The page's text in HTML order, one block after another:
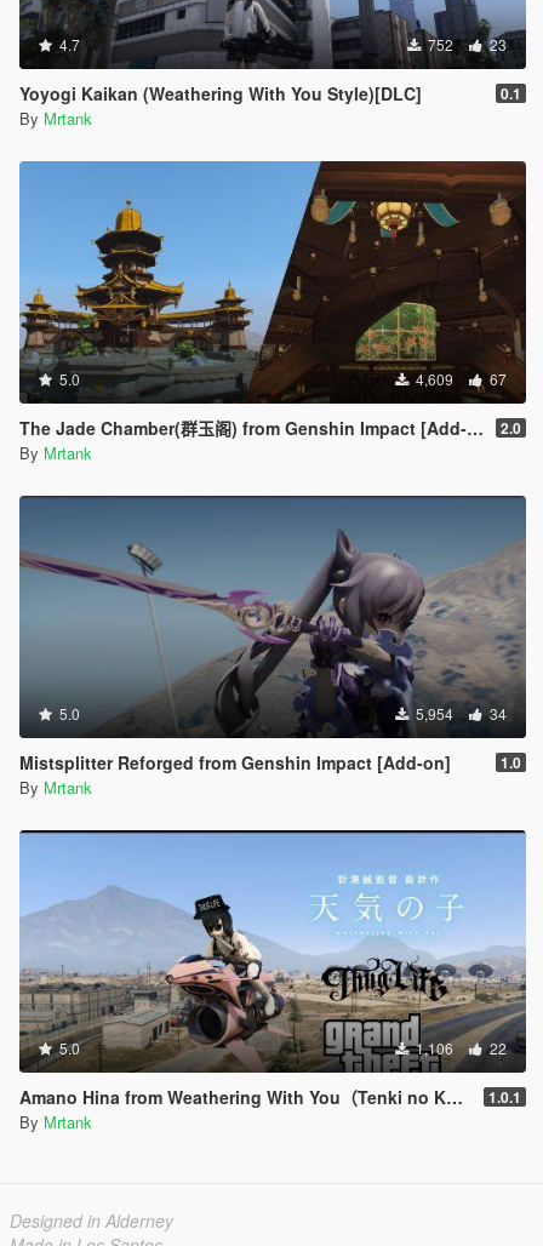
4.7 752 23
Yoyogi Kaikan (Weathering With You Style)[DLC] 0.1
By Mrtank
5.0 4,609 67
The Jade Chamber(群玉阁) from Genshin Impact [Add-On] 2.0
By Mrtank
5.0 5,954 34
Mistsplitter Reforged from Genshin Impact [Add-on] 1.0
By Mrtank
5.0 1,106 22
Amano Hina from Weathering With You（Tenki no Ko/天気の子）[Add-on] 1.0.1
By Mrtank
Designed in Alderney